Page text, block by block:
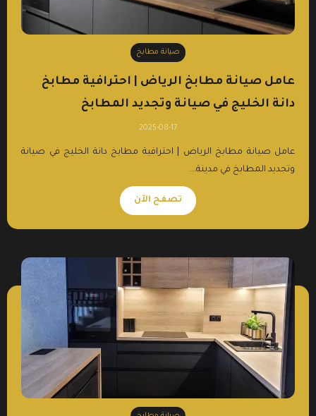
صيانة مطابخ
عامل صيانة مطابخ الرياض | احترافية مطابخ
دانة الخليج في صيانة وتجديد المطابخ
2025-08-17
عامل صيانة مطابخ الرياض | احترافية مطابخ دانة الخليج في صيانة
وتجديد المطابخ في مدينة...
تصفح الآن